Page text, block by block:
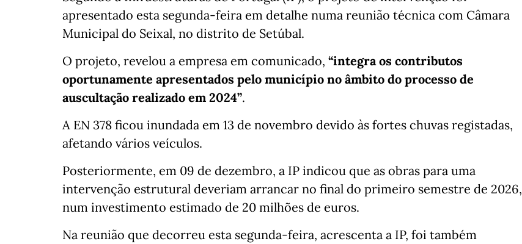
apresentado esta segunda-feira em detalhe numa reunião técnica com Câmara
Municipal do Seixal, no distrito de Setúbal.
O projeto, revelou a empresa em comunicado, “integra os contributos
oportunamente apresentados pelo município no âmbito do processo de
auscultação realizado em 2024”.
A EN 378 ficou inundada em 13 de novembro devido às fortes chuvas registadas,
afetando vários veículos.
Posteriormente, em 09 de dezembro, a IP indicou que as obras para uma
intervenção estrutural deveriam arrancar no final do primeiro semestre de 2026,
num investimento estimado de 20 milhões de euros.
Na reunião que decorreu esta segunda-feira, acrescenta a IP, foi também